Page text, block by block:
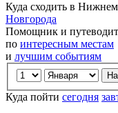
Куда сходить в
Новгорода
Помощник и
по интересным местам
и лучшим событиям
Куда пойти сегодня